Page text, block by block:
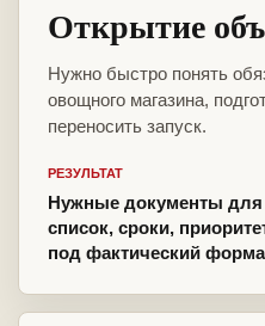
Открытие
Нужно быстро понять
овощного магазина,
переносить запуск.
РЕЗУЛЬТАТ
Нужные документы для
список, сроки,
под фактический